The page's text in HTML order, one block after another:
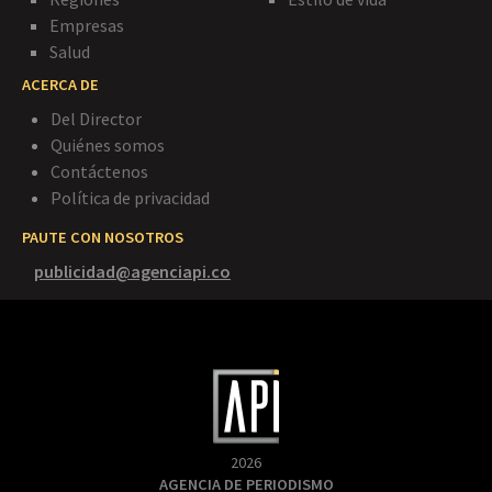
Empresas
Salud
ACERCA DE
Del Director
Quiénes somos
Contáctenos
Política de privacidad
PAUTE CON NOSOTROS
publicidad@agenciapi.co
2026
AGENCIA DE PERIODISMO